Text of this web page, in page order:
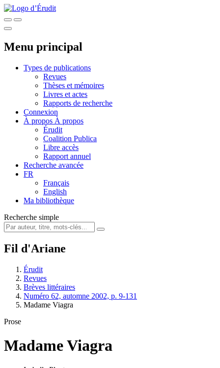
Menu principal
Types de publications
Revues
Thèses et mémoires
Livres et actes
Rapports de recherche
Connexion
À propos À propos
Érudit
Coalition Publica
Libre accès
Rapport annuel
Recherche avancée
FR
Français
English
Ma bibliothèque
Recherche simple
Fil d'Ariane
Érudit
Revues
Brèves littéraires
Numéro 62, automne 2002, p. 9-131
Madame Viagra
Prose
Madame Viagra